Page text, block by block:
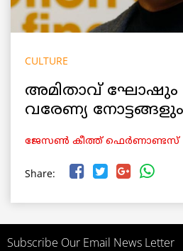
CULTURE
അമിതാവ് ഘോഷും
വരേണ്യ നോട്ടങ്ങളും
ജേസൺ കീത്ത് ഫെര്‍ണാണ്ടസ്
Share:
Subscribe Our Email News Letter